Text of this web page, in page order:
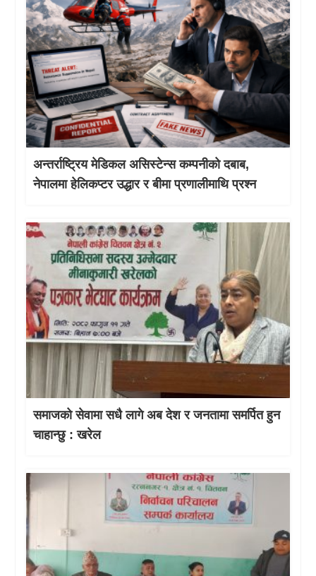
अन्तर्राष्ट्रिय मेडिकल असिस्टेन्स कम्पनीको दबाब,
नेपालमा हेलिकप्टर उद्धार र बीमा प्रणालीमाथि प्रश्न
समाजको सेवामा सधै लागे अब देश र जनतामा समर्पित हुन
चाहान्छु : खरेल